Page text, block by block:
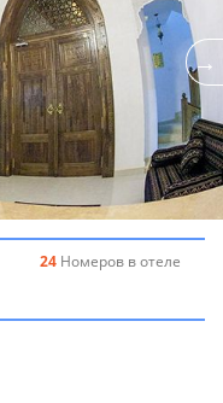
24 Номеров в отеле